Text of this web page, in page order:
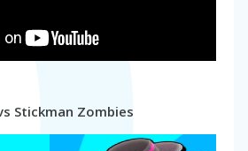
Stickman Zombies